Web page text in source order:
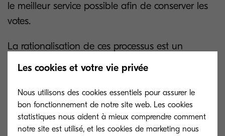
le meilleur service possible afin de conserver les
votes.
La rationalisation de ces processus est un
élément clé des gouvernements, à l'instar des
entreprises du secteur privé qui s'adaptent aux
nouvelles technologies. Alors que les entreprises
ont réagi en tirant parti de ces nouveaux outils et
ressources pour réduire les coûts et augmenter les
Les cookies et votre vie privée
Nous utilisons des cookies essentiels pour assurer le
bon fonctionnement de notre site web. Les cookies
statistiques nous aident à mieux comprendre comment
notre site est utilisé, et les cookies de marketing nous